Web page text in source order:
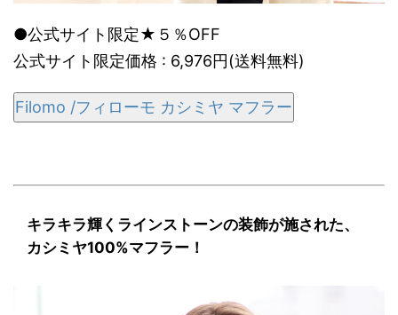
●公式サイト限定★５％OFF
公式サイト限定価格 : 6,976円(送料無料)
Filomo /フィローモ カシミヤ マフラー
キラキラ輝くラインストーンの装飾が施された、
カシミヤ100%マフラー！